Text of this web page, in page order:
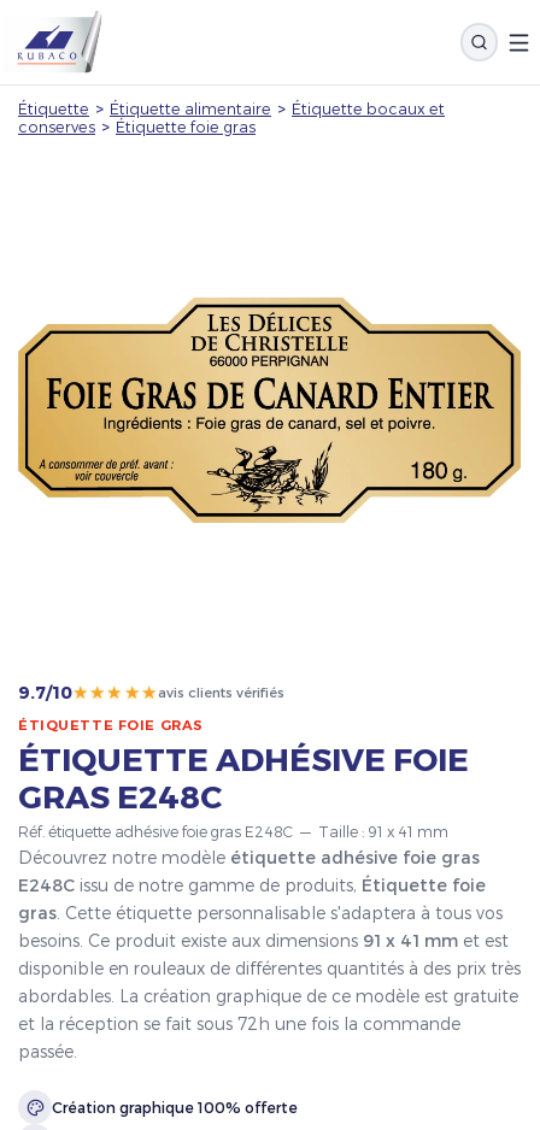
Étiquette > Étiquette alimentaire > Étiquette bocaux et
conserves > Étiquette foie gras
9.7/10★★★★★avis clients vérifiés
ÉTIQUETTE FOIE GRAS
ÉTIQUETTE ADHÉSIVE FOIE
GRAS E248C
Réf. étiquette adhésive foie gras E248C — Taille : 91 x 41 mm
Découvrez notre modèle étiquette adhésive foie gras
E248C issu de notre gamme de produits, Étiquette foie
gras . Cette étiquette personnalisable s'adaptera à tous vos
besoins. Ce produit existe aux dimensions 91 x 41 mm et est
disponible en rouleaux de différentes quantités à des prix très
abordables. La création graphique de ce modèle est gratuite
et la réception se fait sous 72h une fois la commande
passée.
Création graphique 100% offerte